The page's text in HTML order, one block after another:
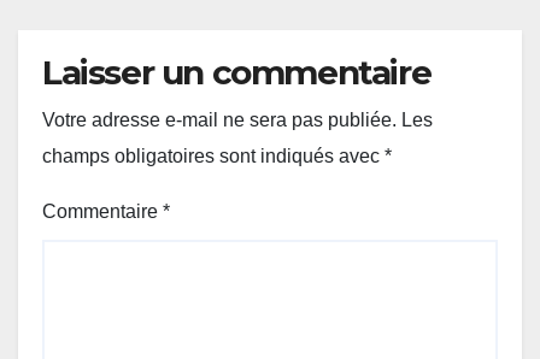
Laisser un commentaire
Votre adresse e-mail ne sera pas publiée. Les
champs obligatoires sont indiqués avec *
Commentaire *